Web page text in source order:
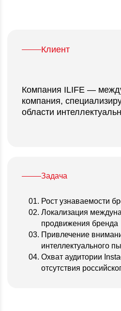
Клиент
Компания ILIFE —
компания,
области
Задача
Рост узнаваемости
Локализация
продвижения бренда
Привлечение
интеллектуального
Охват аудитории
отсутствия